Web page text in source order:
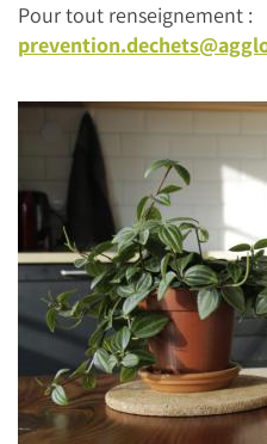
Pour tout renseignement :